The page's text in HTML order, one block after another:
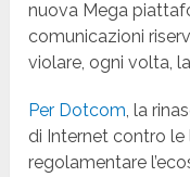
nuova Mega
comunicazioni
violare, ogni volta,
Per Dotcom, la
di Internet contro
regolamentare